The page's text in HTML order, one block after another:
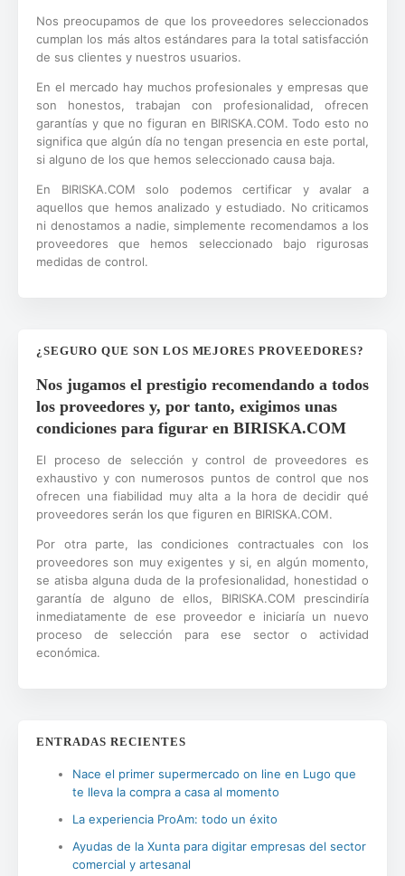
Nos preocupamos de que los proveedores seleccionados
cumplan los más altos estándares para la total satisfacción
de sus clientes y nuestros usuarios.
En el mercado hay muchos profesionales y empresas que
son honestos, trabajan con profesionalidad, ofrecen
garantías y que no figuran en BIRISKA.COM. Todo esto no
significa que algún día no tengan presencia en este portal,
si alguno de los que hemos seleccionado causa baja.
En BIRISKA.COM solo podemos certificar y avalar a
aquellos que hemos analizado y estudiado. No criticamos
ni denostamos a nadie, simplemente recomendamos a los
proveedores que hemos seleccionado bajo rigurosas
medidas de control.
¿SEGURO QUE SON LOS MEJORES PROVEEDORES?
Nos jugamos el prestigio recomendando a todos
los proveedores y, por tanto, exigimos unas
condiciones para figurar en BIRISKA.COM
El proceso de selección y control de proveedores es
exhaustivo y con numerosos puntos de control que nos
ofrecen una fiabilidad muy alta a la hora de decidir qué
proveedores serán los que figuren en BIRISKA.COM.
Por otra parte, las condiciones contractuales con los
proveedores son muy exigentes y si, en algún momento,
se atisba alguna duda de la profesionalidad, honestidad o
garantía de alguno de ellos, BIRISKA.COM prescindiría
inmediatamente de ese proveedor e iniciaría un nuevo
proceso de selección para ese sector o actividad
económica.
ENTRADAS RECIENTES
Nace el primer supermercado on line en Lugo que
te lleva la compra a casa al momento
La experiencia ProAm: todo un éxito
Ayudas de la Xunta para digitar empresas del sector
comercial y artesanal